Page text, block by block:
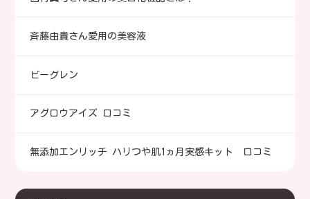
斉藤由貴さん愛用の美容液
ビーグレン
アグロウアイズ 口コミ
無添加エンリッチ ハリつや肌1ヵ月実感キット 口コミ